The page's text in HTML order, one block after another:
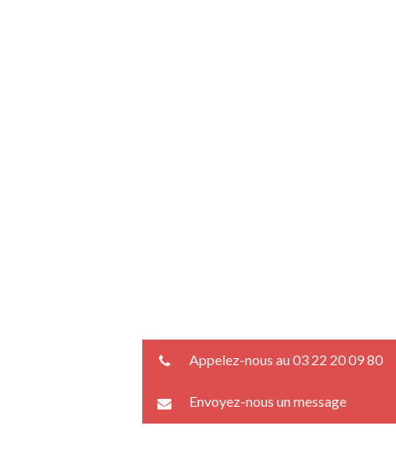
Appelez-nous au 03 22 20 09 80
Envoyez-nous un message